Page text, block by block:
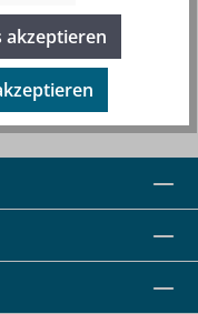
FLIGHTCOM
4DX / 4DLX /
MEHR
akzeptieren